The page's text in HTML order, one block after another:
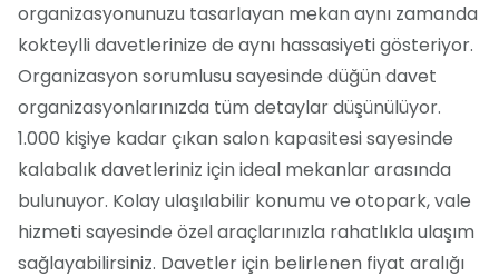
organizasyonunuzu tasarlayan mekan aynı zamanda
kokteylli davetlerinize de aynı hassasiyeti gösteriyor.
Organizasyon sorumlusu sayesinde düğün davet
organizasyonlarınızda tüm detaylar düşünülüyor.
1.000 kişiye kadar çıkan salon kapasitesi sayesinde
kalabalık davetleriniz için ideal mekanlar arasında
bulunuyor. Kolay ulaşılabilir konumu ve otopark, vale
hizmeti sayesinde özel araçlarınızla rahatlıkla ulaşım
sağlayabilirsiniz. Davetler için belirlenen fiyat aralığı